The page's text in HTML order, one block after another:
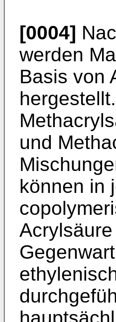
[0004]
werden
Basis von
und
können in